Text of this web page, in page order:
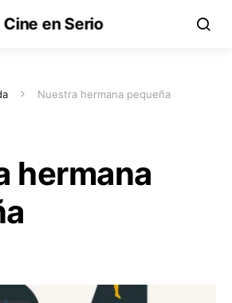
Cine en Serio
Nuestra hermana pequeña
hermana